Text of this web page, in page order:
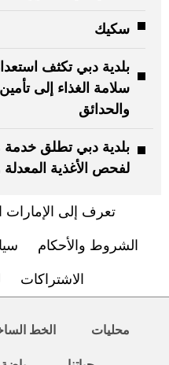
سكيك
بلدية دبي تكثف
سلامة الغذاء إلى
والحدائق
بلدية دبي تطلق خدمة
لفحص الأغذية المعدلة
تعرف إلى الإمارات
الشروط والأحكام
الاشتراكات
محليات الخط